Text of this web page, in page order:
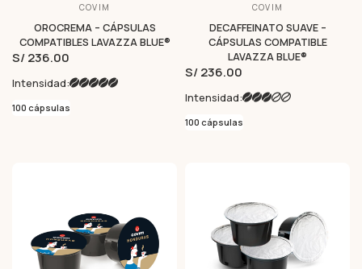
COVIM
OROCREMA – CÁPSULAS
COMPATIBLES LAVAZZA BLUE®
S/ 236.00
Intensidad:
100 cápsulas
COVIM
DECAFFEINATO SUAVE –
CÁPSULAS COMPATIBLE
LAVAZZA BLUE®
S/ 236.00
Intensidad:
100 cápsulas